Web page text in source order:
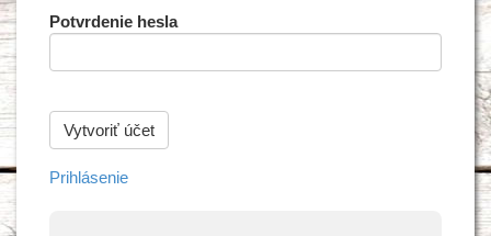
Potvrdenie hesla
Prihlásenie